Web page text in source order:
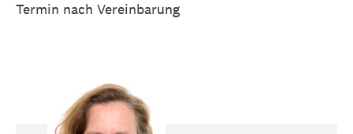
Termin nach Vereinbarung